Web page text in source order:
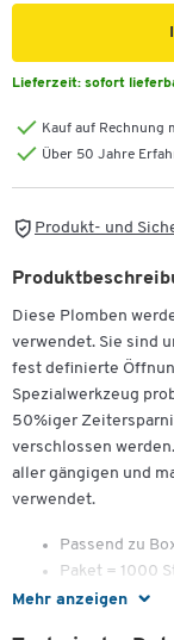
Lieferzeit: sofort
Kauf auf Rechnung
Über 50 Jahre
Produkt- und
Mehr anzeigen
Diese Plomben
verwendet. Sie sind
fest definierte
Spezialwerkzeug
50%iger
verschlossen
aller gängigen und
verwendet.
Passend zu
Paket = 1000